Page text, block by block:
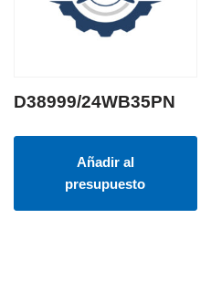
D38999/24WB35PN
Añadir al
presupuesto